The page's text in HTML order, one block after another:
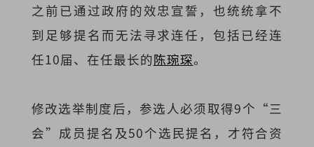
之前已通过政府的效忠宣誓，也统统拿不
到足够提名而无法寻求连任，包括已经连
任10届、在任最长的陈琬琛。
修改选举制度后，参选人必须取得9个“三
会”成员提名及50个选民提名，才符合资